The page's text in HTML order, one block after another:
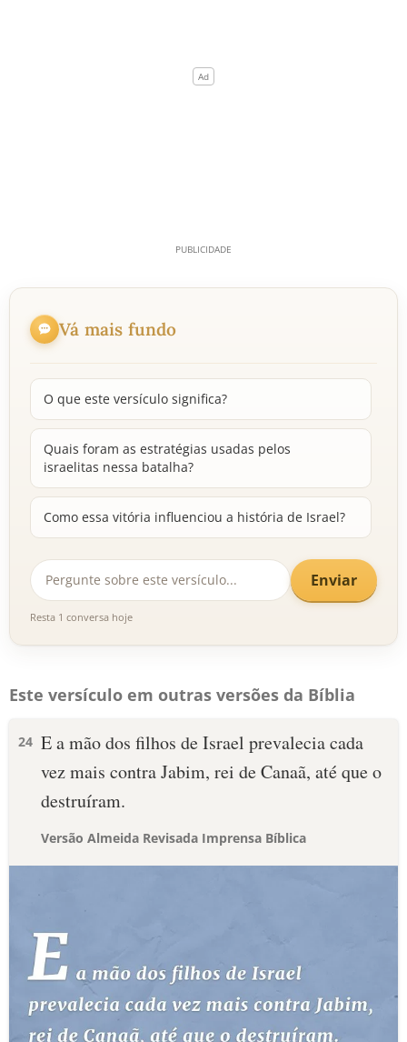
Vá mais fundo
O que este versículo significa?
Quais foram as estratégias usadas pelos
israelitas nessa batalha?
Como essa vitória influenciou a história de Israel?
Enviar
Resta 1 conversa hoje
Este versículo em outras versões da Bíblia
24 E a mão dos filhos de Israel prevalecia cada
vez mais contra Jabim, rei de Canaã, até que o
destruíram.
Versão Almeida Revisada Imprensa Bíblica